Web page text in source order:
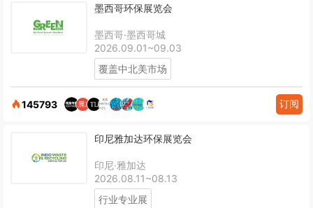
墨西哥环保展览会
墨西哥·墨西哥城
2026.09.01~09.03
覆盖中北美市场
145793 订阅
印尼雅加达环保展览会
印尼·雅加达
2026.08.11~08.13
行业专业展